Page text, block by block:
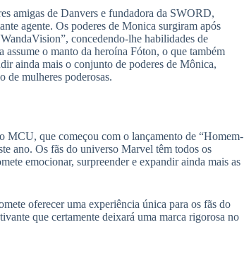
amigas de Danvers e fundadora da SWORD,
agente. Os poderes de Monica surgiram após
concedendo-lhe habilidades de
o manto da heroína Fóton, o que também
ainda mais o conjunto de poderes de Mônica,
de mulheres poderosas.
MCU, que começou com o lançamento de “Homem-
ano. Os fãs do universo Marvel têm todos os
emocionar, surpreender e expandir ainda mais as
oferecer uma experiência única para os fãs do
que certamente deixará uma marca rigorosa no